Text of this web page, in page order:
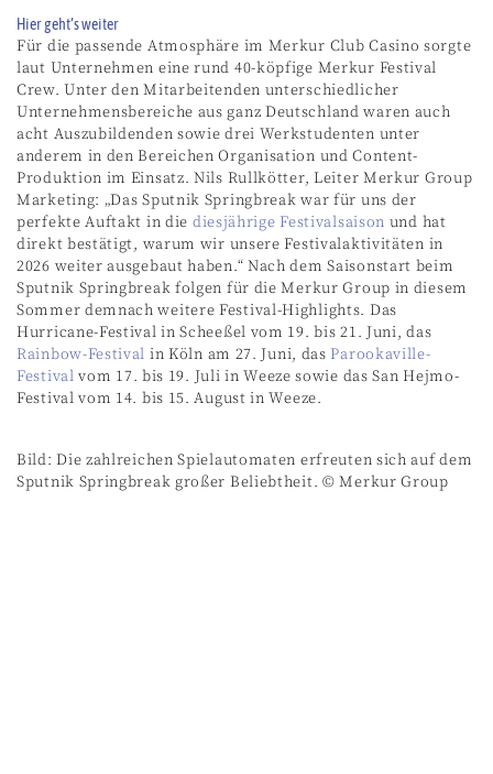
Hier geht’s weiter
Für die passende Atmosphäre im Merkur Club Casino sorgte
laut Unternehmen eine rund 40-köpfige Merkur Festival
Crew. Unter den Mitarbeitenden unterschiedlicher
Unternehmensbereiche aus ganz Deutschland waren auch
acht Auszubildenden sowie drei Werkstudenten unter
anderem in den Bereichen Organisation und Content-
Produktion im Einsatz. Nils Rullkötter, Leiter Merkur Group
Marketing: „Das Sputnik Springbreak war für uns der
perfekte Auftakt in die diesjährige Festivalsaison und hat
direkt bestätigt, warum wir unsere Festivalaktivitäten in
2026 weiter ausgebaut haben.“ Nach dem Saisonstart beim
Sputnik Springbreak folgen für die Merkur Group in diesem
Sommer demnach weitere Festival-Highlights. Das
Hurricane-Festival in Scheeßel vom 19. bis 21. Juni, das
Rainbow-Festival in Köln am 27. Juni, das Parookaville-
Festival vom 17. bis 19. Juli in Weeze sowie das San Hejmo-
Festival vom 14. bis 15. August in Weeze.
Bild: Die zahlreichen Spielautomaten erfreuten sich auf dem
Sputnik Springbreak großer Beliebtheit. © Merkur Group